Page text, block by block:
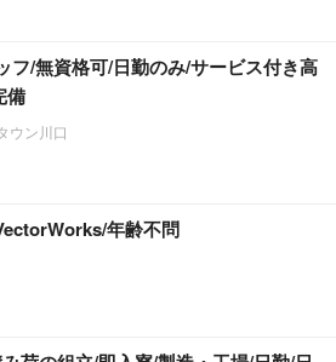
フ/無資格可/日勤のみ/サービス付き高
備
ウン川口
年齢不問